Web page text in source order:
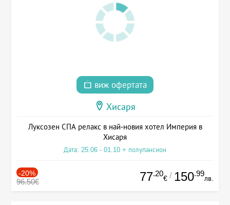
виж офертата
Хисаря
Луксозен СПА релакс в най-новия хотел Империя в
Хисаря
Дата: 25.06 - 01.10 + полупансион
-20%
96.50€ 77.20
€ / 150.99
лв.